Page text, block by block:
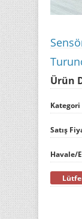
Ürün
Kategori
Satış
Havale/